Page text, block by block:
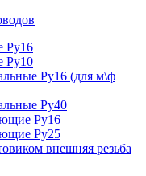
Ру16
Ру10
Ру16 (для м\ф
Ру40
Ру16
Ру25
внешняя резьба